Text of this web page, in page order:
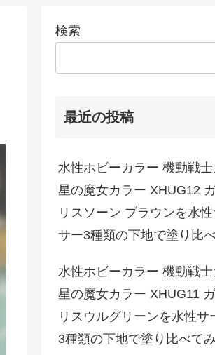
検索
最近の投稿
水性ホビーカラー 機動戦
星の魔女カラー XHUG12
リスソーン ブラウンを水
サー3種類の下地で塗り比べ
水性ホビーカラー 機動戦
星の魔女カラー XHUG11
リスウルグリーンを水性サ
3種類の下地で塗り比べてみ